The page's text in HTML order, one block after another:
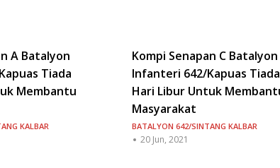
A Batalyon
Tiada
Membantu
KALBAR
Kompi Senapan C Batalyon
Infanteri 642/Kapuas Tiada
Hari Libur Untuk
Masyarakat
BATALYON 642/SINTANG KALBAR
20 Jun, 2021